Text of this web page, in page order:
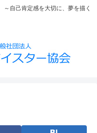
～自己肯定感を大切に、夢を描く